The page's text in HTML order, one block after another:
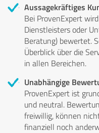
Aussagekräftiges
Bei ProvenExpert
Dienstleisters oder
Beratung) bewertet.
Überblick über die
in allen Bereichen.
Unabhängige
ProvenExpert ist
und neutral.
freiwillig, können
finanziell noch